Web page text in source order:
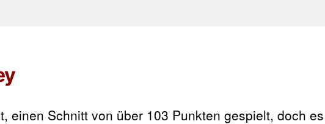
einen Schnitt von über 103 Punkten gespielt, doch es